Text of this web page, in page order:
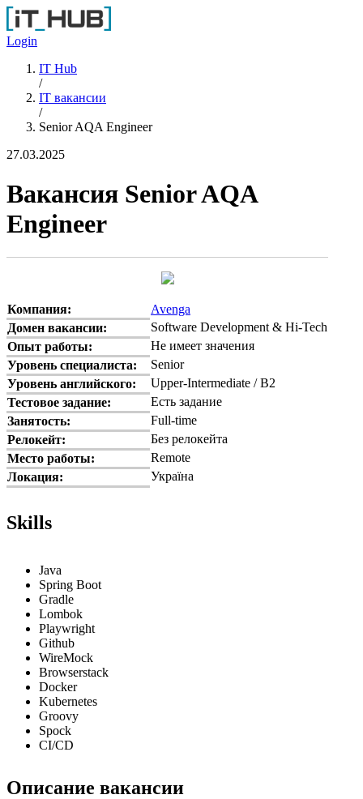
Перейти к основному содержанию
Login
IT Hub
/
IT вакансии
/
Senior AQA Engineer
27.03.2025
Вакансия Senior AQA
Engineer
Компания:
Avenga
Домен вакансии:
Software Development & Hi-Tech
Опыт работы:
Не имеет значения
Уровень специалиста:
Senior
Уровень английского:
Upper-Intermediate / B2
Тестовое задание:
Есть задание
Занятость:
Full-time
Релокейт:
Без релокейта
Место работы:
Remote
Локация:
Україна
Skills
Java
Spring Boot
Gradle
Lombok
Playwright
Github
WireMock
Browserstack
Docker
Kubernetes
Groovy
Spock
CI/CD
Описание вакансии